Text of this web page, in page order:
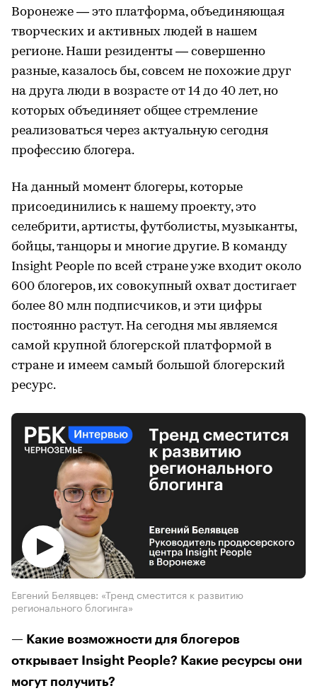
Воронеже — это платформа, объединяющая
творческих и активных людей в нашем
регионе. Наши резиденты — совершенно
разные, казалось бы, совсем не похожие друг
на друга люди в возрасте от 14 до 40 лет, но
которых объединяет общее стремление
реализоваться через актуальную сегодня
профессию блогера.
На данный момент блогеры, которые
присоединились к нашему проекту, это
селебрити, артисты, футболисты, музыканты,
бойцы, танцоры и многие другие. В команду
Insight People по всей стране уже входит около
600 блогеров, их совокупный охват достигает
более 80 млн подписчиков, и эти цифры
постоянно растут. На сегодня мы являемся
самой крупной блогерской платформой в
стране и имеем самый большой блогерский
ресурс.
Евгений Белявцев: «Тренд сместится к развитию
регионального блогинга»
— Какие возможности для блогеров
открывает Insight People? Какие ресурсы они
могут получить?